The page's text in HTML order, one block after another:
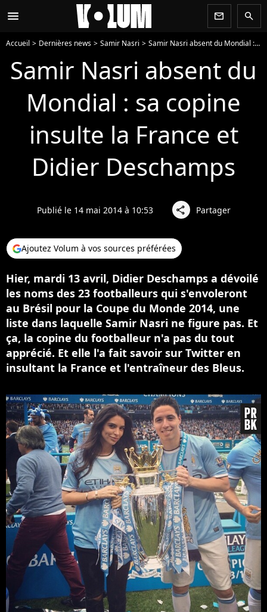
menu newsletter search
Accueil Dernières news Samir Nasri Samir Nasri absent du Mondial : sa copine insulte la France et Didier Deschamps
Samir Nasri absent du
Mondial : sa copine
insulte la France et
Didier Deschamps
Publié le 14 mai 2014 à 10:53 share Partager
Ajoutez Volum à vos sources préférées
Hier, mardi 13 avril, Didier Deschamps a dévoilé
les noms des 23 footballeurs qui s'envoleront
au Brésil pour la Coupe du Monde 2014, une
liste dans laquelle Samir Nasri ne figure pas. Et
ça, la copine du footballeur n'a pas du tout
apprécié. Et elle l'a fait savoir sur Twitter en
insultant la France et l'entraîneur des Bleus.